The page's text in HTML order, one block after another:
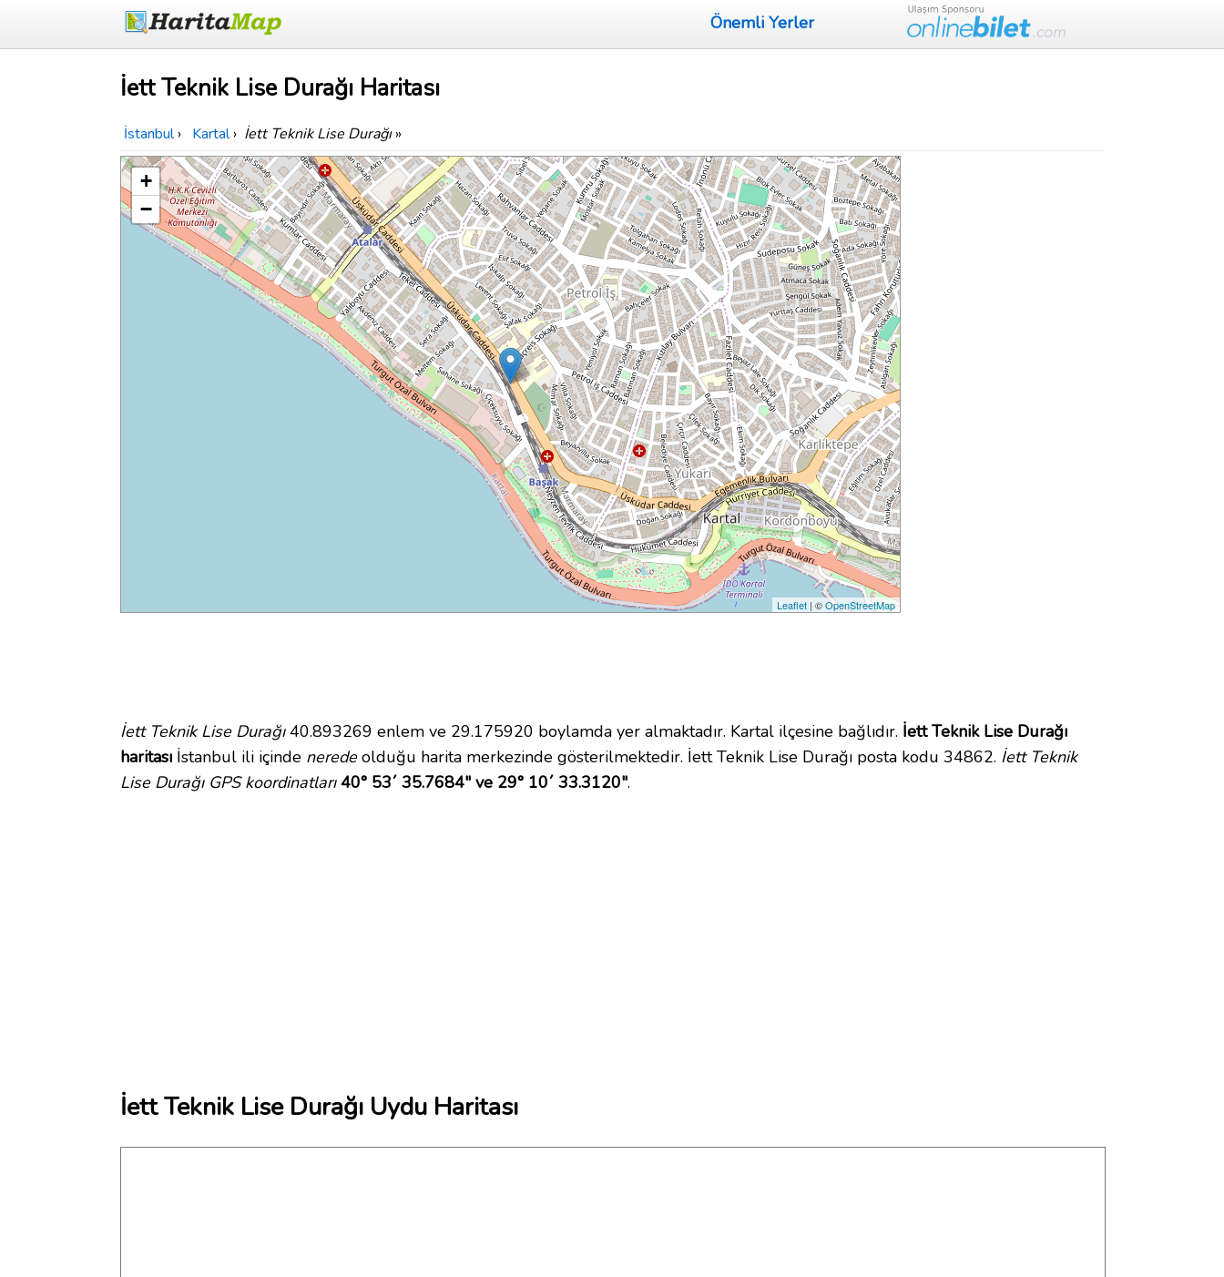
Önemli Yerler
İett Teknik Lise Durağı Haritası
İstanbul › Kartal › İett Teknik Lise Durağı»
+
−
Leaflet | ©OpenStreetMap
İett Teknik Lise Durağı40.893269 enlem ve 29.175920 boylamda yer almaktadır. Kartal ilçesine bağlıdır. İett Teknik Lise Durağı
haritası İstanbul ili içinde neredeolduğu harita merkezinde gösterilmektedir. İett Teknik Lise Durağı posta kodu 34862. İett Teknik
Lise Durağı GPS koordinatları 40° 53´ 35.7684" ve 29° 10´ 33.3120".
İett Teknik Lise Durağı Uydu Haritası